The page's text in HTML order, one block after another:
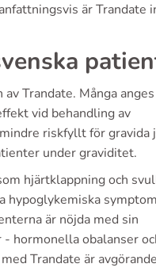
är Trandate
Trandate. Många
vid behandling av
riskfyllt för gravida
under graviditet.
hjärtklappning och
hypoglykemiska
är nöjda med sin
hormonella obalanser
Trandate är